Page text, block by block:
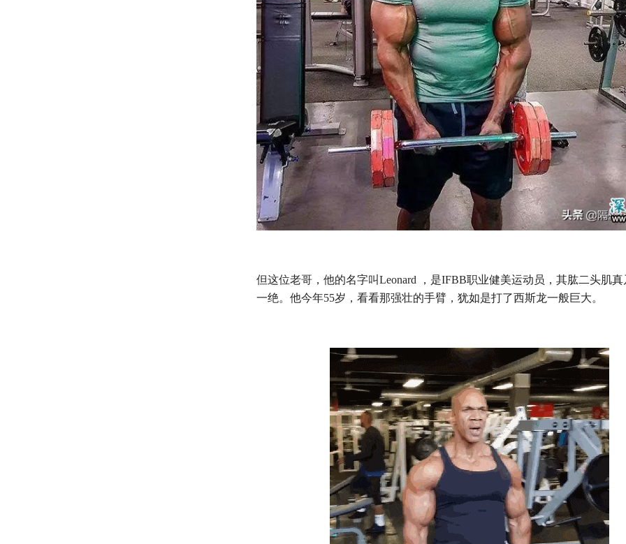
但这位老哥，他的名字叫Leonard ，是IFBB职业健美运动员，其肱二头肌
一绝。他今年55岁，看看那强壮的手臂，犹如是打了西斯龙一般巨大。